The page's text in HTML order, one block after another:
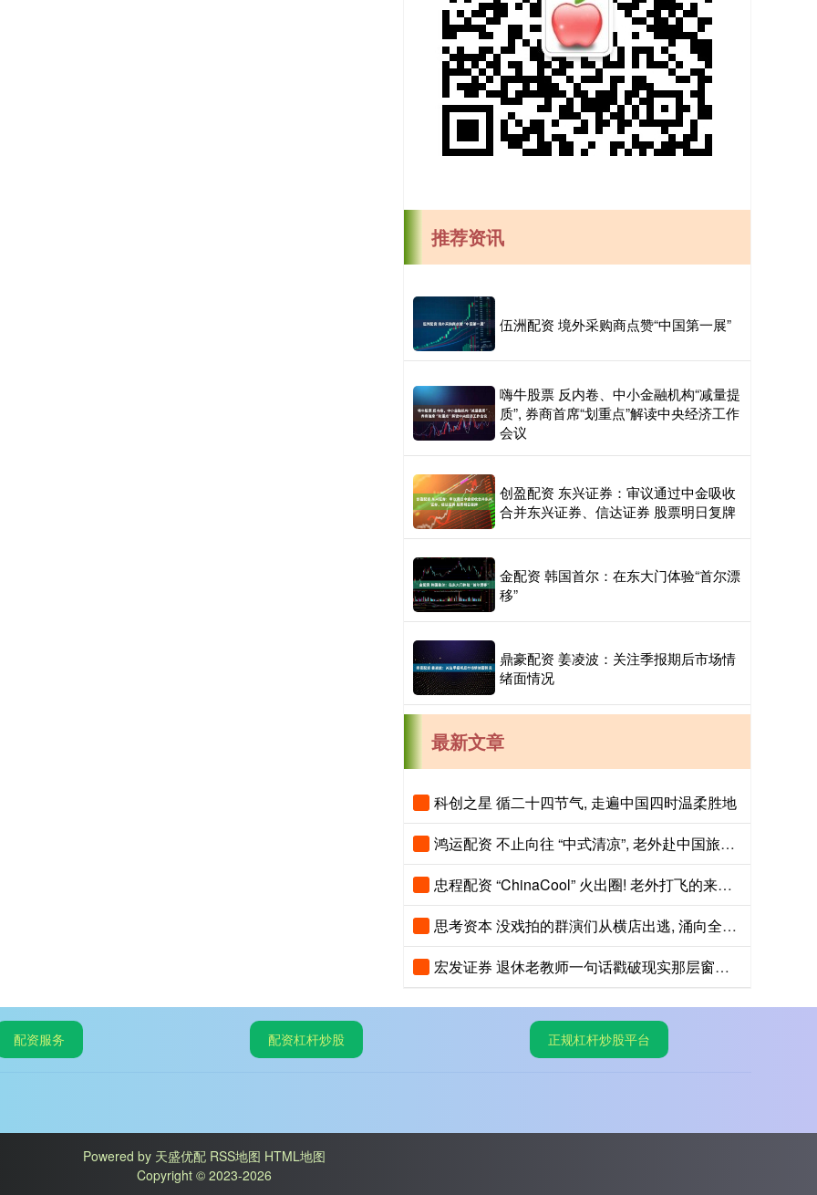
推荐资讯
伍洲配资 境外采购商点赞“中国第一展”
嗨牛股票 反内卷、中小金融机构“减量提
质”, 券商首席“划重点”解读中央经济工作
会议
创盈配资 东兴证券：审议通过中金吸收
合并东兴证券、信达证券 股票明日复牌
金配资 韩国首尔：在东大门体验“首尔漂
移”
鼎豪配资 姜凌波：关注季报期后市场情
绪面情况
最新文章
科创之星 循二十四节气, 走遍中国四时温柔胜地
鸿运配资 不止向往 “中式清凉”, 老外赴中国旅游, 真实原因藏在热度背后
忠程配资 “ChinaCool” 火出圈! 老外打飞的来中国纳凉, 不再只逛北上广
思考资本 没戏拍的群演们从横店出逃, 涌向全国旅游景区NPC
宏发证券 退休老教师一句话戳破现实那层窗户纸：现在光靠孩子自己单打独斗，想上好
配资服务 配资杠杆炒股 正规杠杆炒股平台
Powered by 天盛优配 RSS地图 HTML地图
Copyright © 2023-2026